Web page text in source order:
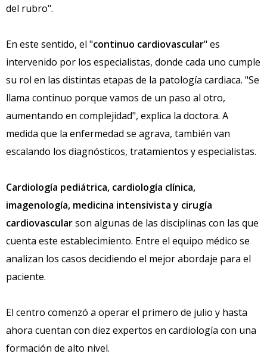
del rubro".
En este sentido, el "continuo cardiovascular" es
intervenido por los especialistas, donde cada uno cumple
su rol en las distintas etapas de la patología cardiaca. "Se
llama continuo porque vamos de un paso al otro,
aumentando en complejidad", explica la doctora. A
medida que la enfermedad se agrava, también van
escalando los diagnósticos, tratamientos y especialistas.
Cardiología pediátrica, cardiología clínica,
imagenología, medicina intensivista y cirugía
cardiovascularson algunas de las disciplinas con las que
cuenta este establecimiento. Entre el equipo médico se
analizan los casos decidiendo el mejor abordaje para el
paciente.
El centro comenzó a operar el primero de julio y hasta
ahora cuentan con diez expertos en cardiología con una
formación de alto nivel.